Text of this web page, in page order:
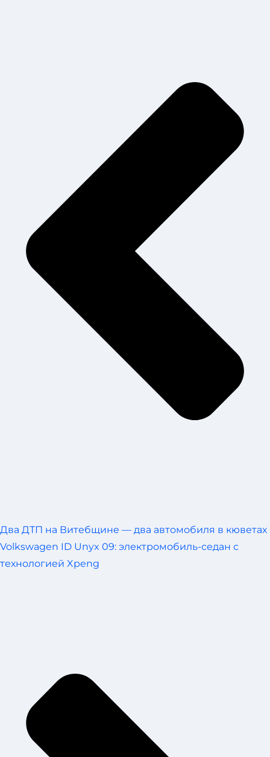
Два ДТП на Витебщине — два автомобиля в кюветах
Volkswagen ID Unyx 09: электромобиль-седан с
технологией Xpeng